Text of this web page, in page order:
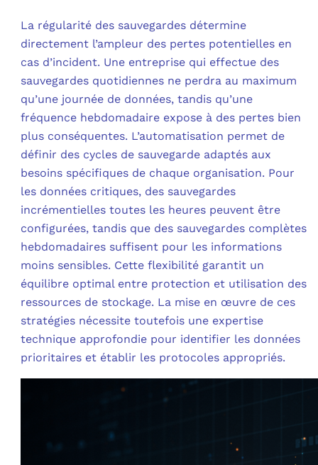
La régularité des sauvegardes détermine
directement l’ampleur des pertes potentielles en
cas d’incident. Une entreprise qui effectue des
sauvegardes quotidiennes ne perdra au maximum
qu’une journée de données, tandis qu’une
fréquence hebdomadaire expose à des pertes bien
plus conséquentes. L’automatisation permet de
définir des cycles de sauvegarde adaptés aux
besoins spécifiques de chaque organisation. Pour
les données critiques, des sauvegardes
incrémentielles toutes les heures peuvent être
configurées, tandis que des sauvegardes complètes
hebdomadaires suffisent pour les informations
moins sensibles. Cette flexibilité garantit un
équilibre optimal entre protection et utilisation des
ressources de stockage. La mise en œuvre de ces
stratégies nécessite toutefois une expertise
technique approfondie pour identifier les données
prioritaires et établir les protocoles appropriés.